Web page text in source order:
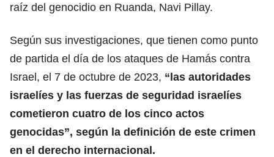
raíz del genocidio en Ruanda, Navi Pillay.
Según sus investigaciones, que tienen como punto
de partida el día de los ataques de Hamás contra
Israel, el 7 de octubre de 2023, “las autoridades
israelíes y las fuerzas de seguridad israelíes
cometieron cuatro de los cinco actos
genocidas”, según la definición de este crimen
en el derecho internacional.